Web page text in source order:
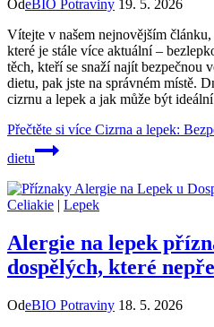
OdeBIO Potraviny 19. 5. 2026
Vítejte v našem nejnovějším článku,
které je stále více aktuální –
těch, kteří se snaží najít bezpečnou
dietu, pak jste na správném místě.
cizrnu a lepek a jak může být
Přečtěte si více Cizrna a lepek:
dietu
Celiakie | Lepek
Alergie na lepek
dospělých, které
OdeBIO Potraviny 18. 5. 2026